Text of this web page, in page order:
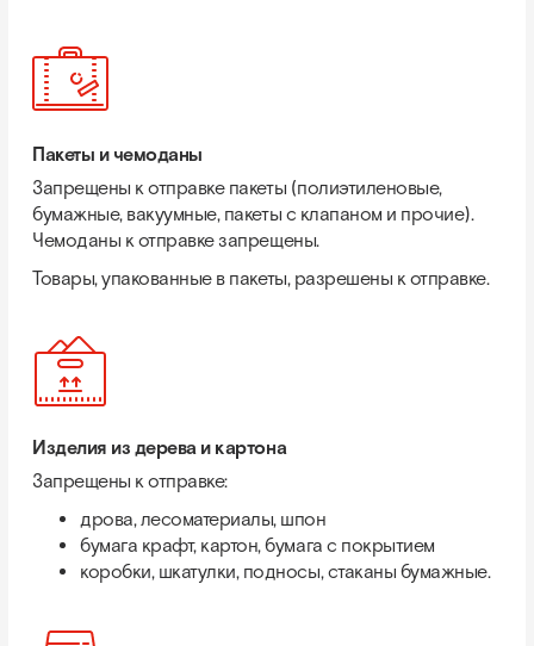
Пакеты и чемоданы
Запрещены к отправке пакеты (полиэтиленовые,
бумажные, вакуумные, пакеты с клапаном и прочие).
Чемоданы к отправке запрещены.
Товары, упакованные в пакеты, разрешены к отправке.
Изделия из дерева и картона
Запрещены к отправке:
дрова, лесоматериалы, шпон
бумага крафт, картон, бумага с покрытием
коробки, шкатулки, подносы, стаканы бумажные.